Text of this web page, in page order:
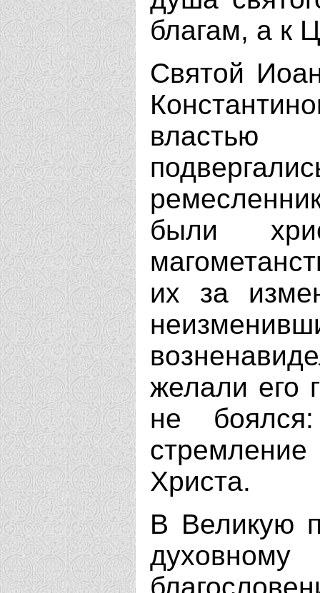
благам, а к
Святой
властью
были
их за
желали его
не
Христа.
В Великую